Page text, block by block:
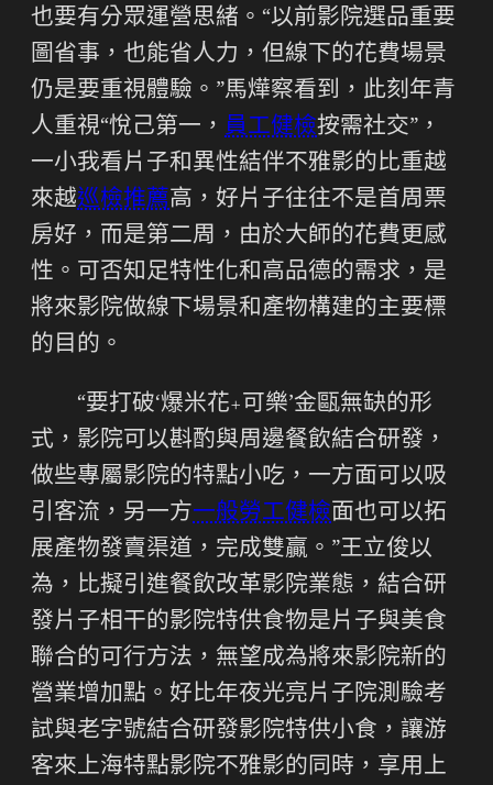
也要有分眾運營思緒。“以前影院選品重要
圖省事，也能省人力，但線下的花費場景
仍是要重視體驗。”馬燁察看到，此刻年青
人重視“悅己第一， 員工健檢按需社交”，
一小我看片子和異性結伴不雅影的比重越
來越巡檢推薦高，好片子往往不是首周票
房好，而是第二周，由於大師的花費更感
性。可否知足特性化和高品德的需求，是
將來影院做線下場景和產物構建的主要標
的目的。
“要打破‘爆米花+可樂’金甌無缺的形
式，影院可以斟酌與周邊餐飲結合研發，
做些專屬影院的特點小吃，一方面可以吸
引客流，另一方一般勞工健檢面也可以拓
展產物發賣渠道，完成雙贏。”王立俊以
為，比擬引進餐飲改革影院業態，結合研
發片子相干的影院特供食物是片子與美食
聯合的可行方法，無望成為將來影院新的
營業增加點。好比年夜光亮片子院測驗考
試與老字號結合研發影院特供小食，讓游
客來上海特點影院不雅影的同時，享用上